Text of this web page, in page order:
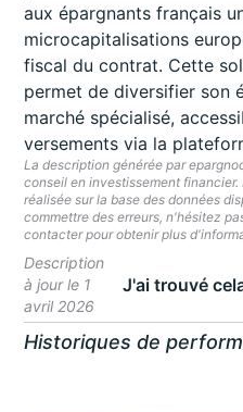
aux épargnants français
microcapitalisations
fiscal du contrat. Cette
permet de diversifier son
marché spécialisé,
versements via la
La description générée par
conseil en investissement
réalisée sur la base des données
commettre des erreurs, n'hésitez
contacter pour obtenir plus
Description
à jour le 1
avril 2026
J'ai trouvé
Historiques de